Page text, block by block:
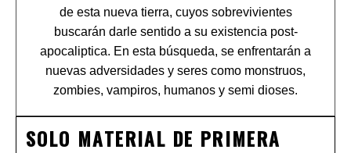
de esta nueva tierra, cuyos sobrevivientes
buscarán darle sentido a su existencia post-
apocaliptica. En esta búsqueda, se enfrentarán a
nuevas adversidades y seres como monstruos,
zombies, vampiros, humanos y semi dioses.
SOLO MATERIAL DE PRIMERA